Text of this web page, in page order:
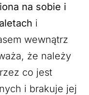
na sobie i
i
wewnątrz
że należy
co jest
i brakuje jej